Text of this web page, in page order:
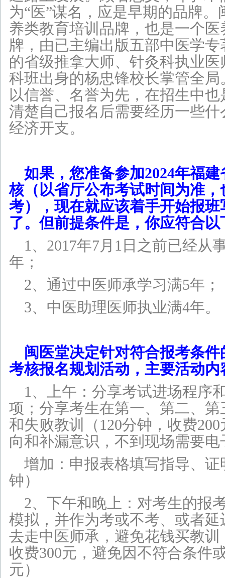
为“医”谋名，应是早期的品牌
养类教育培训品牌，也是一个
牌，由已主编出版五部中医学
的省级推拿大师、针灸科执业
科班出身的杨忠锋校长掌管全
以信誉、名誉为先，在招生中
清楚自己报名后需要经历一些
经济开支。
如果，您准备参加2024年福
核（以省厅公布考试时间为准，
考），现在就应该着手开始报
了。但前提条件是，你应符合
1、2017年7月1日之前已经从
年；
2、通过中医师承学习满5年；
3、中医助理医师执业满4年。
闽医堂决定针对符合报考条件
考核报名规划活动，主要活动内
1、上午：分享考试进场程序
项； 分享考生在第一、第二、
和失败教训（120分钟，收费
向和补漏意识，不到现场需要电
增加：申报表格填写指导、证
钟）
2、下午和晚上：对考生的报
模拟，并作为考或不考、或者
去走中医师承，避免花钱买教
收费300元，避免因不符合条件
元）